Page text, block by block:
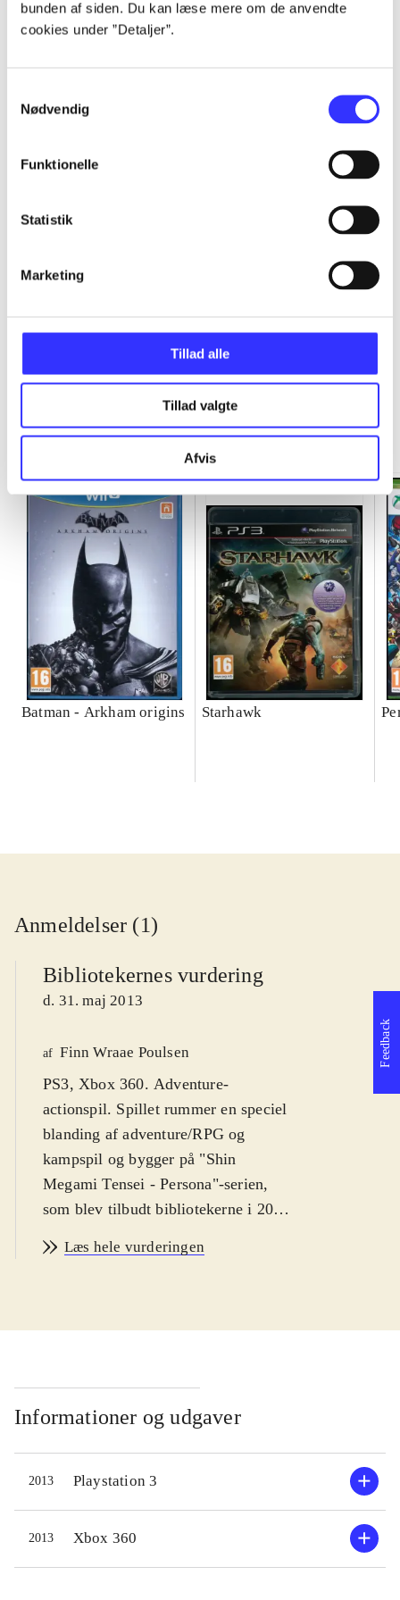
bunden af siden. Du kan læse mere om de anvendte
cookies under ”Detaljer”.
Nødvendig
Funktionelle
Statistik
Marketing
Tillad alle
Tillad valgte
Afvis
Alle registrerede artikler fordelt på udgivelser
Minder om
Batman - Arkham origins Starhawk
Anmeldelser (1)
Bibliotekernes vurdering
d. 31. maj 2013
af Finn Wraae Poulsen
PS3, Xbox 360. Adventure-
actionspil. Spillet rummer en speciel
blanding af adventure/RPG og
kampspil og bygger på "Shin
Megami Tensei - Persona"-serien,
som blev tilbudt bibliotekerne i 2004
brugere fra ca. 12 år og opefter, som
ikoner for vold, sex og stødende
Handlingen i spillet tager
udgangspunkt i en gruppe unge, som
efter at have set et mærkeligt tv-
show, befinder sig i en special
fantasy-verden skjult i et tv, hvor de
får hallucinationer og bliver narret til
at bekæmpe hinanden for at more en
Læs hele vurderingen
Informationer og udgaver
2013 Playstation 3
2013 Xbox 360
Feedback